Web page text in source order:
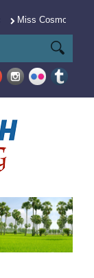
Miss Cosmo 2025